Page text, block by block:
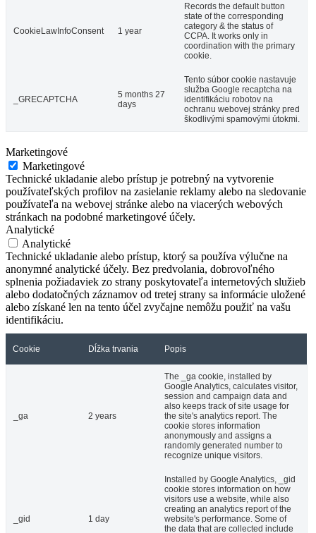
CookieLawInfoConsent 1 year
Records the default button
state of the corresponding
category & the status of
CCPA. It works only in
coordination with the primary
cookie.
_GRECAPTCHA
5 months 27
days
Tento súbor cookie nastavuje
služba Google recaptcha na
identifikáciu robotov na
ochranu webovej stránky pred
škodlivými spamovými útokmi.
Marketingové
Marketingové
Technické ukladanie alebo prístup je potrebný na vytvorenie
používateľských profilov na zasielanie reklamy alebo na sledovanie
používateľa na webovej stránke alebo na viacerých webových
stránkach na podobné marketingové účely.
Analytické
Analytické
Technické ukladanie alebo prístup, ktorý sa používa výlučne na
anonymné analytické účely. Bez predvolania, dobrovoľného
splnenia požiadaviek zo strany poskytovateľa internetových služieb
alebo dodatočných záznamov od tretej strany sa informácie uložené
alebo získané len na tento účel zvyčajne nemôžu použiť na vašu
identifikáciu.
Cookie Dĺžka trvania Popis
_ga 2 years
The _ga cookie, installed by
Google Analytics, calculates visitor,
session and campaign data and
also keeps track of site usage for
the site's analytics report. The
cookie stores information
anonymously and assigns a
randomly generated number to
recognize unique visitors.
_gid 1 day
Installed by Google Analytics, _gid
cookie stores information on how
visitors use a website, while also
creating an analytics report of the
website's performance. Some of
the data that are collected include